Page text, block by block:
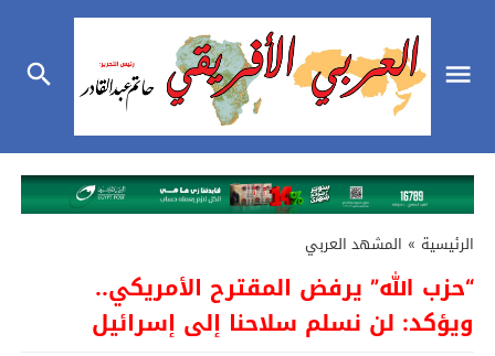
الرئيسية » المشهد العربي
“حزب الله” يرفض المقترح الأمريكي..
ويؤكد: لن نسلم سلاحنا إلى إسرائيل